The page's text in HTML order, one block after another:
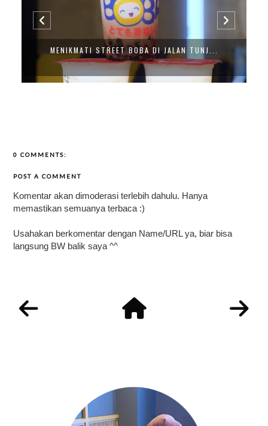
MENIKMATI STREET BOBA DI JALAN TUNJ...
0 COMMENTS:
POST A COMMENT
Komentar akan dimoderasi terlebih dahulu. Hanya
memastikan semuanya terbaca :)
Usahakan berkomentar dengan Name/URL ya, biar bisa
langsung BW balik saya ^^